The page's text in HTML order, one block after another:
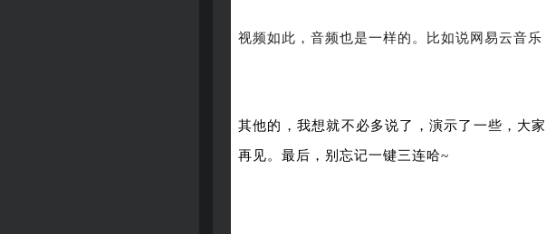
视频如此，音频也是一样的。比如说网易云音
其他的，我想就不必多说了，演示了一些，大
再见。最后，别忘记一键三连哈~